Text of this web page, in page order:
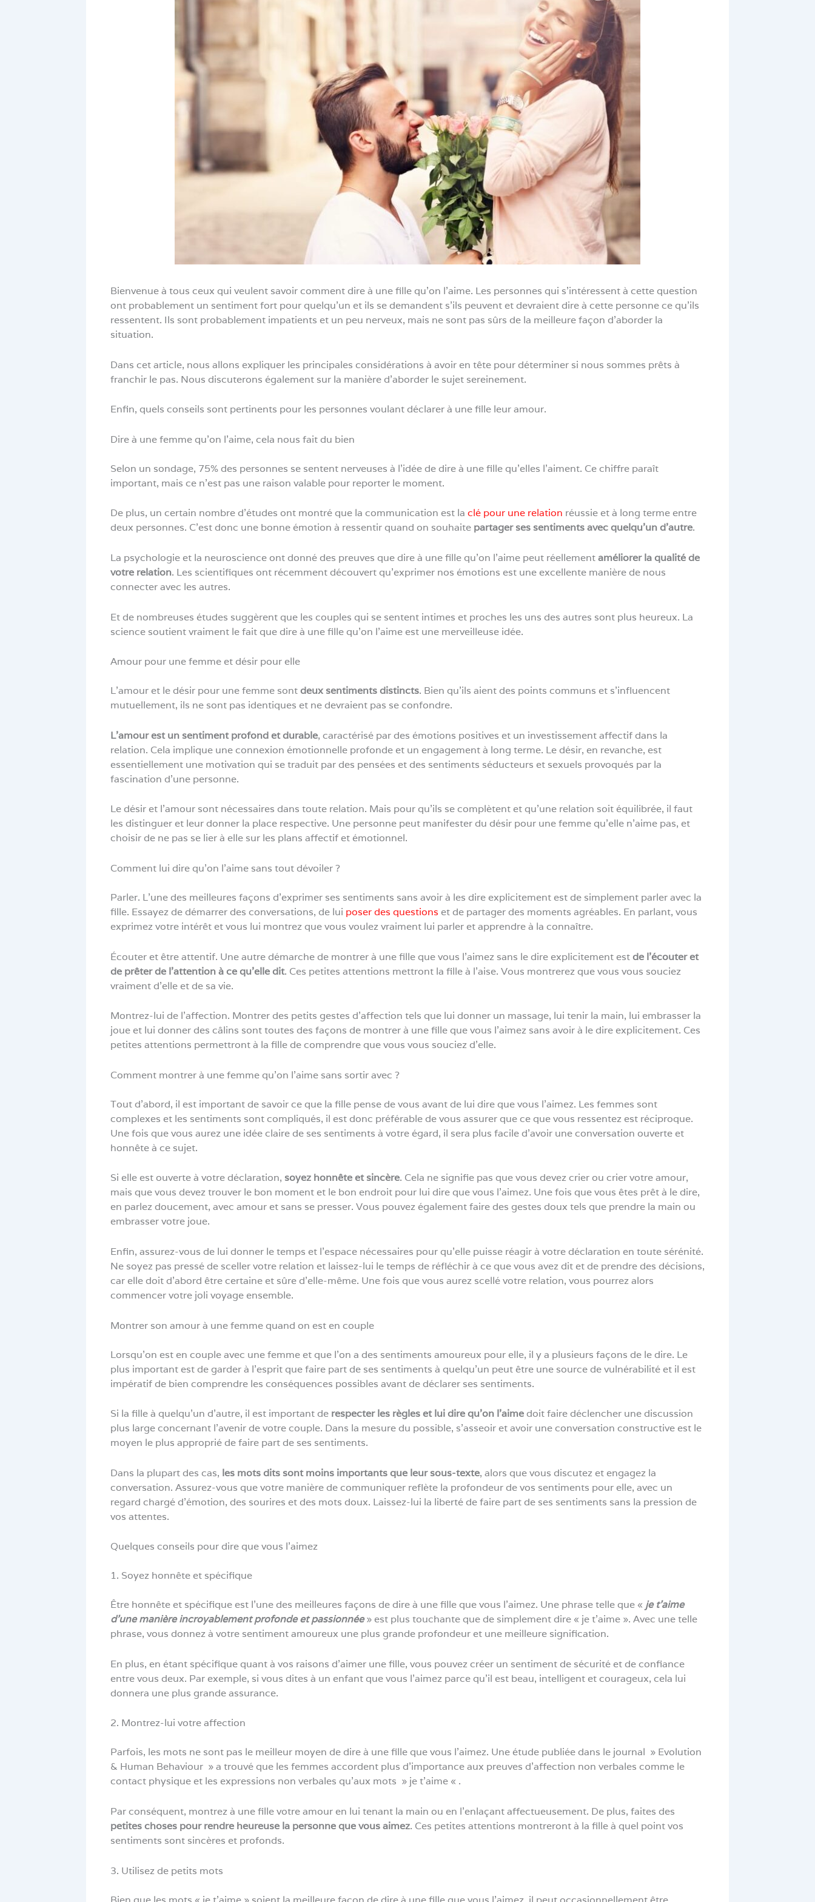
Bienvenue à tous ceux qui veulent savoir comment dire à une fille qu’on l’aime. Les personnes qui s’intéressent à cette question
ont probablement un sentiment fort pour quelqu’un et ils se demandent s’ils peuvent et devraient dire à cette personne ce qu’ils
ressentent. Ils sont probablement impatients et un peu nerveux, mais ne sont pas sûrs de la meilleure façon d’aborder la
situation.
Dans cet article, nous allons expliquer les principales considérations à avoir en tête pour déterminer si nous sommes prêts à
franchir le pas. Nous discuterons également sur la manière d’aborder le sujet sereinement.
Enfin, quels conseils sont pertinents pour les personnes voulant déclarer à une fille leur amour.
Dire à une femme qu’on l’aime, cela nous fait du bien
Selon un sondage, 75% des personnes se sentent nerveuses à l’idée de dire à une fille qu’elles l’aiment. Ce chiffre paraît
important, mais ce n’est pas une raison valable pour reporter le moment.
De plus, un certain nombre d’études ont montré que la communication est la clé pour une relation réussie et à long terme entre
deux personnes. C’est donc une bonne émotion à ressentir quand on souhaite partager ses sentiments avec quelqu’un d’autre.
La psychologie et la neuroscience ont donné des preuves que dire à une fille qu’on l’aime peut réellementaméliorer la qualité de
votre relation. Les scientifiques ont récemment découvert qu’exprimer nos émotions est une excellente manière de nous
connecter avec les autres.
Et de nombreuses études suggèrent que les couples qui se sentent intimes et proches les uns des autres sont plus heureux. La
science soutient vraiment le fait que dire à une fille qu’on l’aime est une merveilleuse idée.
Amour pour une femme et désir pour elle
L’amour et le désir pour une femme sontdeux sentiments distincts. Bien qu’ils aient des points communs et s’influencent
mutuellement, ils ne sont pas identiques et ne devraient pas se confondre.
L’amour est un sentiment profond et durable, caractérisé par des émotions positives et un investissement affectif dans la
relation. Cela implique une connexion émotionnelle profonde et un engagement à long terme. Le désir, en revanche, est
essentiellement une motivation qui se traduit par des pensées et des sentiments séducteurs et sexuels provoqués par la
fascination d’une personne.
Le désir et l’amour sont nécessaires dans toute relation. Mais pour qu’ils se complètent et qu’une relation soit équilibrée, il faut
les distinguer et leur donner la place respective. Une personne peut manifester du désir pour une femme qu’elle n’aime pas, et
choisir de ne pas se lier à elle sur les plans affectif et émotionnel.
Comment lui dire qu’on l’aime sans tout dévoiler ?
Parler. L’une des meilleures façons d’exprimer ses sentiments sans avoir à les dire explicitement est de simplement parler avec la
fille. Essayez de démarrer des conversations, de lui poser des questions et de partager des moments agréables. En parlant, vous
exprimez votre intérêt et vous lui montrez que vous voulez vraiment lui parler et apprendre à la connaître.
Écouter et être attentif. Une autre démarche de montrer à une fille que vous l’aimez sans le dire explicitement estde l’écouter et
de prêter de l’attention à ce qu’elle dit. Ces petites attentions mettront la fille à l’aise. Vous montrerez que vous vous souciez
vraiment d’elle et de sa vie.
Montrez-lui de l’affection. Montrer des petits gestes d’affection tels que lui donner un massage, lui tenir la main, lui embrasser la
joue et lui donner des câlins sont toutes des façons de montrer à une fille que vous l’aimez sans avoir à le dire explicitement. Ces
petites attentions permettront à la fille de comprendre que vous vous souciez d’elle.
Comment montrer à une femme qu’on l’aime sans sortir avec ?
Tout d’abord, il est important de savoir ce que la fille pense de vous avant de lui dire que vous l’aimez. Les femmes sont
complexes et les sentiments sont compliqués, il est donc préférable de vous assurer que ce que vous ressentez est réciproque.
Une fois que vous aurez une idée claire de ses sentiments à votre égard, il sera plus facile d’avoir une conversation ouverte et
honnête à ce sujet.
Si elle est ouverte à votre déclaration, soyez honnête et sincère. Cela ne signifie pas que vous devez crier ou crier votre amour,
mais que vous devez trouver le bon moment et le bon endroit pour lui dire que vous l’aimez. Une fois que vous êtes prêt à le dire,
en parlez doucement, avec amour et sans se presser. Vous pouvez également faire des gestes doux tels que prendre la main ou
embrasser votre joue.
Enfin, assurez-vous de lui donner le temps et l’espace nécessaires pour qu’elle puisse réagir à votre déclaration en toute sérénité.
Ne soyez pas pressé de sceller votre relation et laissez-lui le temps de réfléchir à ce que vous avez dit et de prendre des décisions,
car elle doit d’abord être certaine et sûre d’elle-même. Une fois que vous aurez scellé votre relation, vous pourrez alors
commencer votre joli voyage ensemble.
Montrer son amour à une femme quand on est en couple
Lorsqu’on est en couple avec une femme et que l’on a des sentiments amoureux pour elle, il y a plusieurs façons de le dire. Le
plus important est de garder à l’esprit que faire part de ses sentiments à quelqu’un peut être une source de vulnérabilité et il est
impératif de bien comprendre les conséquences possibles avant de déclarer ses sentiments.
Si la fille à quelqu’un d’autre, il est important de respecter les règles et lui dire qu’on l’aimedoit faire déclencher une discussion
plus large concernant l’avenir de votre couple. Dans la mesure du possible, s’asseoir et avoir une conversation constructive est le
moyen le plus approprié de faire part de ses sentiments.
Dans la plupart des cas, les mots dits sont moins importants que leur sous-texte, alors que vous discutez et engagez la
conversation. Assurez-vous que votre manière de communiquer reflète la profondeur de vos sentiments pour elle, avec un
regard chargé d’émotion, des sourires et des mots doux. Laissez-lui la liberté de faire part de ses sentiments sans la pression de
vos attentes.
Quelques conseils pour dire que vous l’aimez
1. Soyez honnête et spécifique
Être honnête et spécifique est l’une des meilleures façons de dire à une fille que vous l’aimez. Une phrase telle que « je t’aime
d’une manière incroyablement profonde et passionnée» est plus touchante que de simplement dire « je t’aime ». Avec une telle
phrase, vous donnez à votre sentiment amoureux une plus grande profondeur et une meilleure signification.
En plus, en étant spécifique quant à vos raisons d’aimer une fille, vous pouvez créer un sentiment de sécurité et de confiance
entre vous deux. Par exemple, si vous dites à un enfant que vous l’aimez parce qu’il est beau, intelligent et courageux, cela lui
donnera une plus grande assurance.
2. Montrez-lui votre affection
Parfois, les mots ne sont pas le meilleur moyen de dire à une fille que vous l’aimez. Une étude publiée dans le journal » Evolution
& Human Behaviour » a trouvé que les femmes accordent plus d’importance aux preuves d’affection non verbales comme le
contact physique et les expressions non verbales qu’aux mots » je t’aime « .
Par conséquent, montrez à une fille votre amour en lui tenant la main ou en l’enlaçant affectueusement. De plus, faites des
petites choses pour rendre heureuse la personne que vous aimez. Ces petites attentions montreront à la fille à quel point vos
sentiments sont sincères et profonds.
3. Utilisez de petits mots